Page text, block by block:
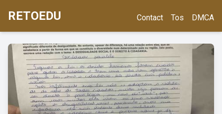
RETOEDU Contact Tos DMCA